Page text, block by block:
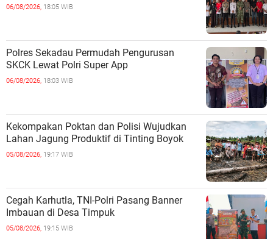
06/08/2026, 18:05 WIB
Polres Sekadau Permudah Pengurusan
SKCK Lewat Polri Super App
06/08/2026, 18:03 WIB
Kekompakan Poktan dan Polisi Wujudkan
Lahan Jagung Produktif di Tinting Boyok
05/08/2026, 19:17 WIB
Cegah Karhutla, TNI-Polri Pasang Banner
Imbauan di Desa Timpuk
05/08/2026, 19:15 WIB